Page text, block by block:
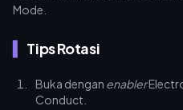
Mode.
Tips Rotasi
Buka dengan enabler
Conduct.